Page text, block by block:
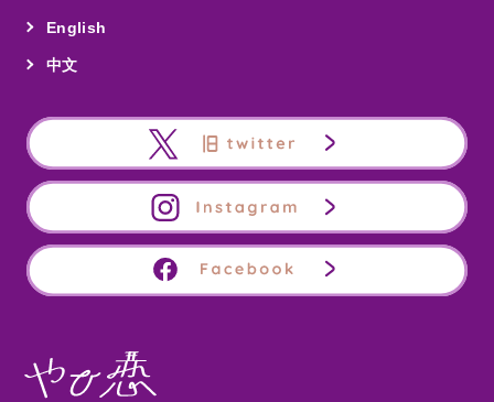
English
中文